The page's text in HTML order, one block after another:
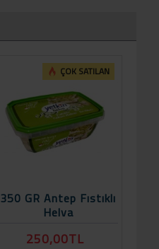
ÇOK SATILAN
350 GR Antep Fıstıklı
Helva
250,00TL